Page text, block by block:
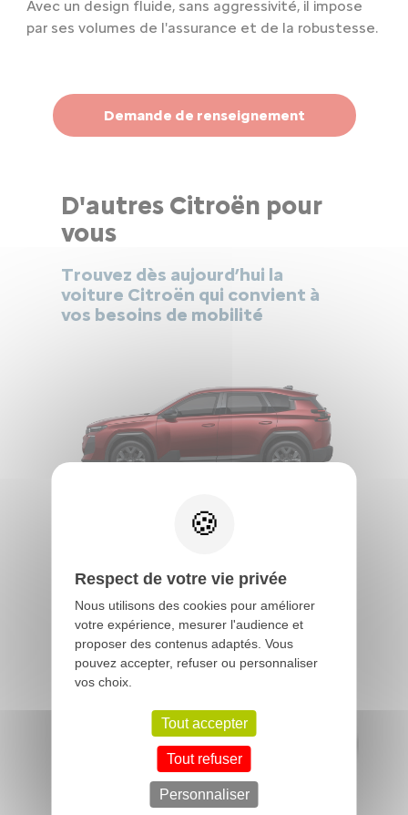
Avec un design fluide, sans aggressivité, il impose
par ses volumes de l'assurance et de la robustesse.
Demande de renseignement
D'autres Citroën pour
vous
Trouvez dès aujourd’hui la
voiture Citroën qui convient à
vos besoins de mobilité
A partir de34 990 € TTC
NOUVEAU C3 AIRCROSS
Respect de votre vie privée
Nous utilisons des cookies pour améliorer
votre expérience, mesurer l'audience et
proposer des contenus adaptés. Vous
pouvez accepter, refuser ou personnaliser
vos choix.
Tout accepter
Tout refuser
Personnaliser